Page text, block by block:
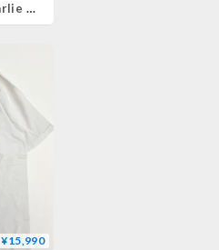
90's Changes "Charlie Brown" "CK Parody" 両面 プリント Tシャツ XLサイズ USA製
¥15,990